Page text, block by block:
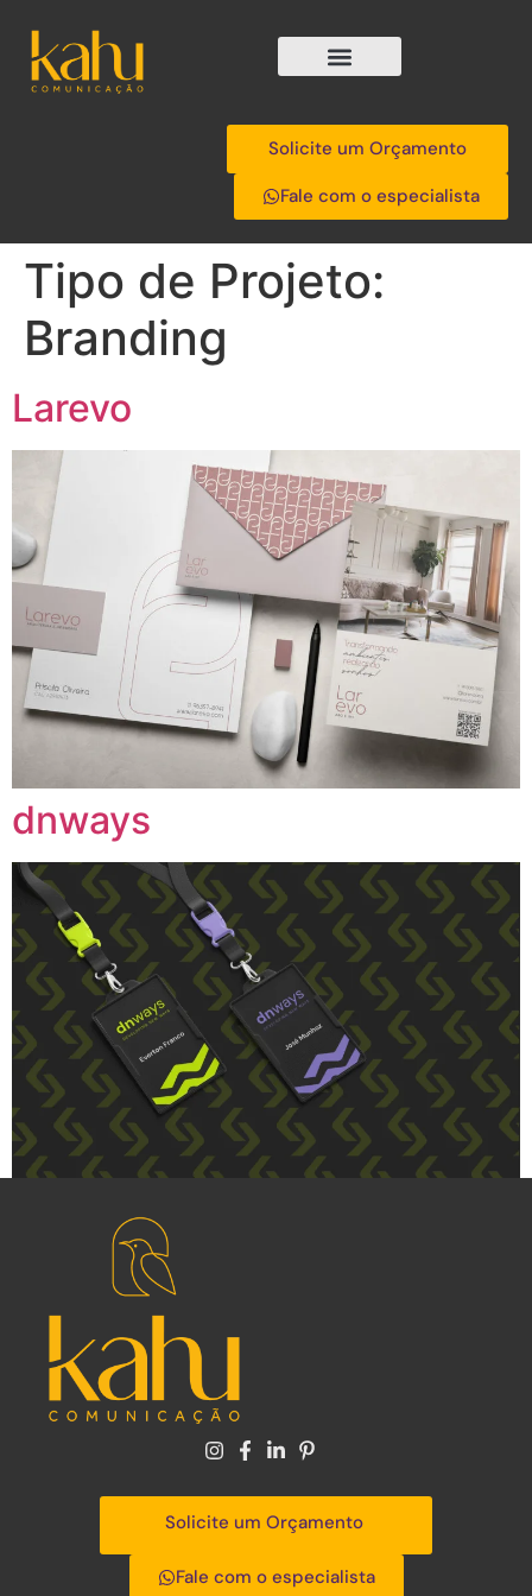
Solicite um Orçamento
Fale com o especialista
Tipo de Projeto:
Branding
Larevo
dnways
Solicite um Orçamento
Fale com o especialista